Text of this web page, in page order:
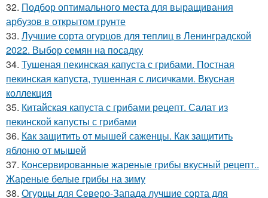
32. Подбор оптимального места для выращивания
арбузов в открытом грунте
33. Лучшие сорта огурцов для теплиц в Ленинградской
2022. Выбор семян на посадку
34. Тушеная пекинская капуста с грибами. Постная
пекинская капуста, тушенная с лисичками. Вкусная
коллекция
35. Китайская капуста с грибами рецепт. Салат из
пекинской капусты с грибами
36. Как защитить от мышей саженцы. Как защитить
яблоню от мышей
37. Консервированные жареные грибы вкусный рецепт..
Жареные белые грибы на зиму
38. Огурцы для Северо-Запада лучшие сорта для